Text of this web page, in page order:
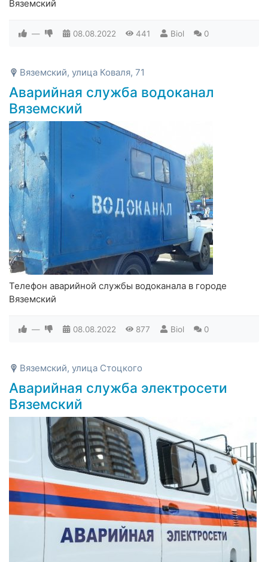
Вяземский
— 08.08.2022 441 Biol 0
Вяземский, улица Коваля, 71
Аварийная служба водоканал
Вяземский
Телефон аварийной службы водоканала в городе
Вяземский
— 08.08.2022 877 Biol 0
Вяземский, улица Стоцкого
Аварийная служба электросети
Вяземский